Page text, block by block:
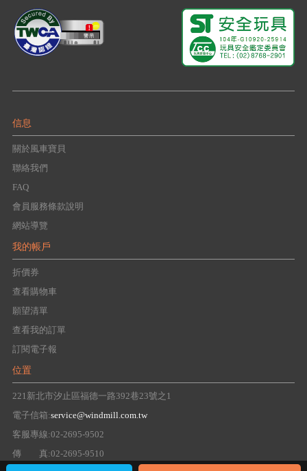
信息
關於風車寶貝
聯絡我們
FAQ
會員服務條款說明
網站導覽
我的帳戶
折價券
查看購物車
願望清單
查看我的訂單
訂閱電子報
位置
221新北市汐止區福德一路392巷23號之1
電子信箱:service@windmill.com.tw
客服專線:02-2695-9502
傳 真:02-2695-9510